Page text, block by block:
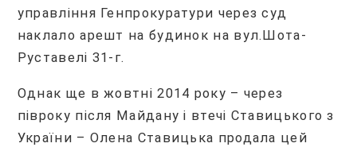
управління Генпрокуратури через суд
наклало арешт на будинок на вул.Шота-
Руставелі 31-г.
Однак ще в жовтні 2014 року – через
півроку після Майдану і втечі Ставицького з
України – Олена Ставицька продала цей